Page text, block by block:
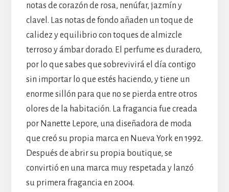
notas de corazón de rosa, nenúfar, jazmín y
clavel. Las notas de fondo añaden un toque de
calidez y equilibrio con toques de almizcle
terroso y ámbar dorado. El perfume es duradero,
por lo que sabes que sobrevivirá el día contigo
sin importar lo que estés haciendo, y tiene un
enorme sillón para que no se pierda entre otros
olores de la habitación. La fragancia fue creada
por Nanette Lepore, una diseñadora de moda
que creó su propia marca en Nueva York en 1992.
Después de abrir su propia boutique, se
convirtió en una marca muy respetada y lanzó
su primera fragancia en 2004.